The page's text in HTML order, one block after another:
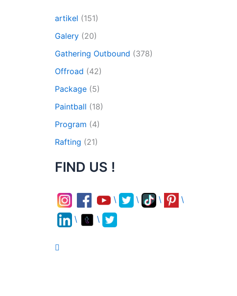
artikel (151)
Galery (20)
Gathering Outbound (378)
Offroad (42)
Package (5)
Paintball (18)
Program (4)
Rafting (21)
FIND US !
\ \ \
\
\
\